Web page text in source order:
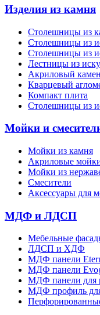
Изделия из камня
Столешницы из
Cтолешницы из
Cтолешницы из
Лестницы из
Акриловый
Кварцевый
Компакт плита
Столешницы из
Мойки и
Мойки из камня
Акриловые
Мойки из
Смесители
Аксессуары для
МДФ и ЛДСП
Мебельные
ЛДСП и ХДФ
МДФ панели
МДФ панели
МДФ панели для
МДФ профиль